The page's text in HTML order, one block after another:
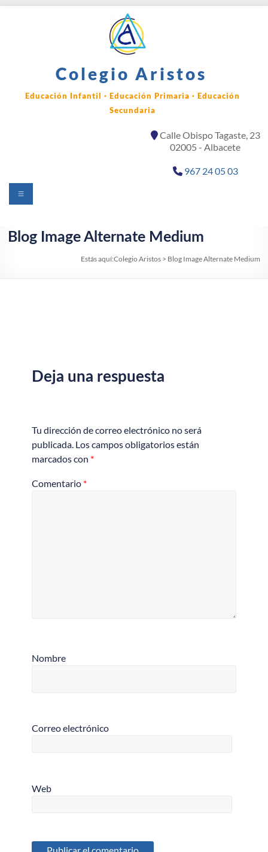
Colegio Aristos
Educación Infantil · Educación Primaria · Educación
Secundaria
Calle Obispo Tagaste, 23
02005 - Albacete
967 24 05 03
Menú
Blog Image Alternate Medium
Estás aquí:Colegio Aristos> Blog Image Alternate Medium
Deja una respuesta
Tu dirección de correo electrónico no será
publicada. Los campos obligatorios están
marcados con *
Comentario *
Nombre
Correo electrónico
Web